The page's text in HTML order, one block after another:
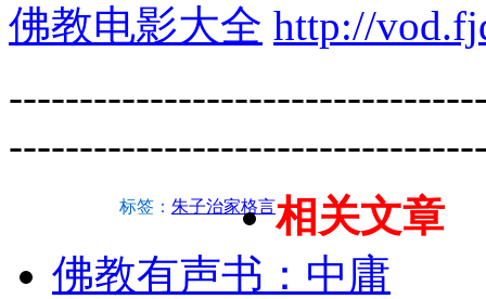
佛教电影大全 http://
标签： 朱子治家格言相关文章
佛教有声书：中庸